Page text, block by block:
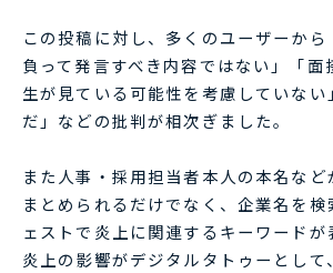
この投稿に対し、多くのユーザーか
負って発言すべき内容ではない」「面
生が見ている可能性を考慮していない
だ」などの批判が相次ぎました。
また人事・採用担当者本人の本名など
まとめられるだけでなく、企業名を
ェストで炎上に関連するキーワードが
炎上の影響がデジタルタトゥーとして